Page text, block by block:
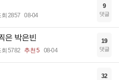
회 2857 08-04
9
댓글
은 박은빈
회 5782 추천 5 08-04
19
댓글
32